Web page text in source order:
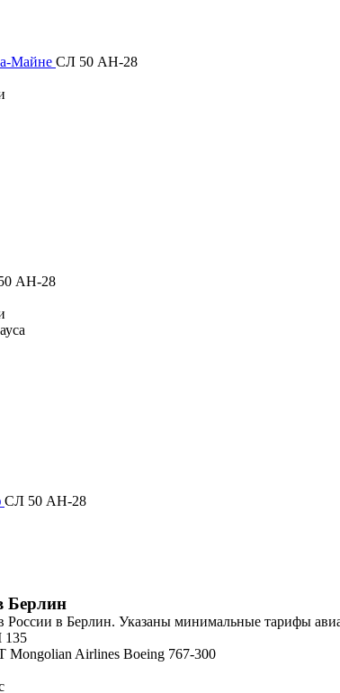
Майне СЛ 50 АН-28
АН-28
СЛ 50 АН-28
Берлин
в Берлин. Указаны минимальные тарифы
Mongolian Airlines Boeing 767-300